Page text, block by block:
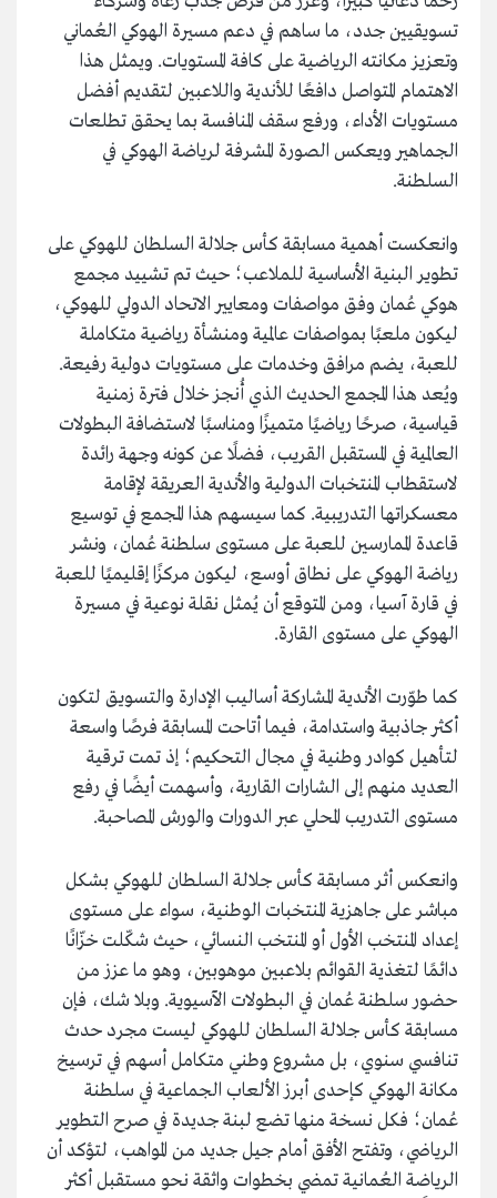
تسويقيين جدد، ما ساهم في دعم مسيرة الهوكي العُماني
وتعزيز مكانته الرياضية على كافة المستويات. ويمثل هذا
الاهتمام المتواصل دافعًا للأندية واللاعبين لتقديم أفضل
مستويات الأداء، ورفع سقف المنافسة بما يحقق تطلعات
الجماهير ويعكس الصورة المشرفة لرياضة الهوكي في
السلطنة.
وانعكست أهمية مسابقة كأس جلالة السلطان للهوكي على
تطوير البنية الأساسية للملاعب؛ حيث تم تشييد مجمع
هوكي عُمان وفق مواصفات ومعايير الاتحاد الدولي للهوكي،
ليكون ملعبًا بمواصفات عالمية ومنشأة رياضية متكاملة
للعبة، يضم مرافق وخدمات على مستويات دولية رفيعة.
ويُعد هذا المجمع الحديث الذي أُنجز خلال فترة زمنية
قياسية، صرحًا رياضيًا متميزًا ومناسبًا لاستضافة البطولات
العالمية في المستقبل القريب، فضلًا عن كونه وجهة رائدة
لاستقطاب المنتخبات الدولية والأندية العريقة لإقامة
معسكراتها التدريبية. كما سيسهم هذا المجمع في توسيع
قاعدة الممارسين للعبة على مستوى سلطنة عُمان، ونشر
رياضة الهوكي على نطاق أوسع، ليكون مركزًا إقليميًا للعبة
في قارة آسيا، ومن المتوقع أن يُمثل نقلة نوعية في مسيرة
الهوكي على مستوى القارة.
كما طوّرت الأندية المشاركة أساليب الإدارة والتسويق لتكون
أكثر جاذبية واستدامة، فيما أتاحت المسابقة فرصًا واسعة
لتأهيل كوادر وطنية في مجال التحكيم؛ إذ تمت ترقية
العديد منهم إلى الشارات القارية، وأسهمت أيضًا في رفع
مستوى التدريب المحلي عبر الدورات والورش المصاحبة.
وانعكس أثر مسابقة كأس جلالة السلطان للهوكي بشكل
مباشر على جاهزية المنتخبات الوطنية، سواء على مستوى
إعداد المنتخب الأول أو المنتخب النسائي، حيث شكّلت خزّانًا
دائمًا لتغذية القوائم بلاعبين موهوبين، وهو ما عزز من
حضور سلطنة عُمان في البطولات الآسيوية. وبلا شك، فإن
مسابقة كأس جلالة السلطان للهوكي ليست مجرد حدث
تنافسي سنوي، بل مشروع وطني متكامل أسهم في ترسيخ
مكانة الهوكي كإحدى أبرز الألعاب الجماعية في سلطنة
عُمان؛ فكل نسخة منها تضع لبنة جديدة في صرح التطوير
الرياضي، وتفتح الأفق أمام جيل جديد من المواهب، لتؤكد أن
الرياضة العُمانية تمضي بخطوات واثقة نحو مستقبل أكثر